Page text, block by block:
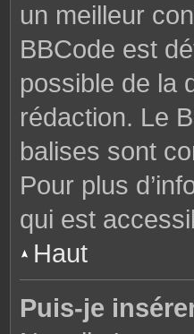
un meilleur
BBCode est
possible de la
rédaction. Le
balises sont
Pour plus
qui est
Haut
Puis-je